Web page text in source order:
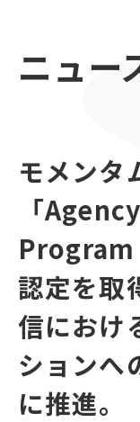
会社概要
アクセス
事業情報
3つのソリュ
顧客接点マ
顧客体験デ
ADKの独自性
企画力・ク
統合ソリュ
ニュース
採用情報
ニュー
モメンタ
「
Program
認定を取
信におけ
ションへ
に推進。